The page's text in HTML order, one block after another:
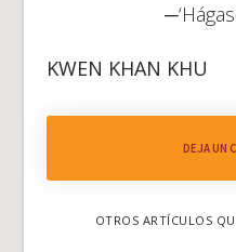
KWEN KHAN KHU
DEJA UN
OTROS ARTÍCULOS